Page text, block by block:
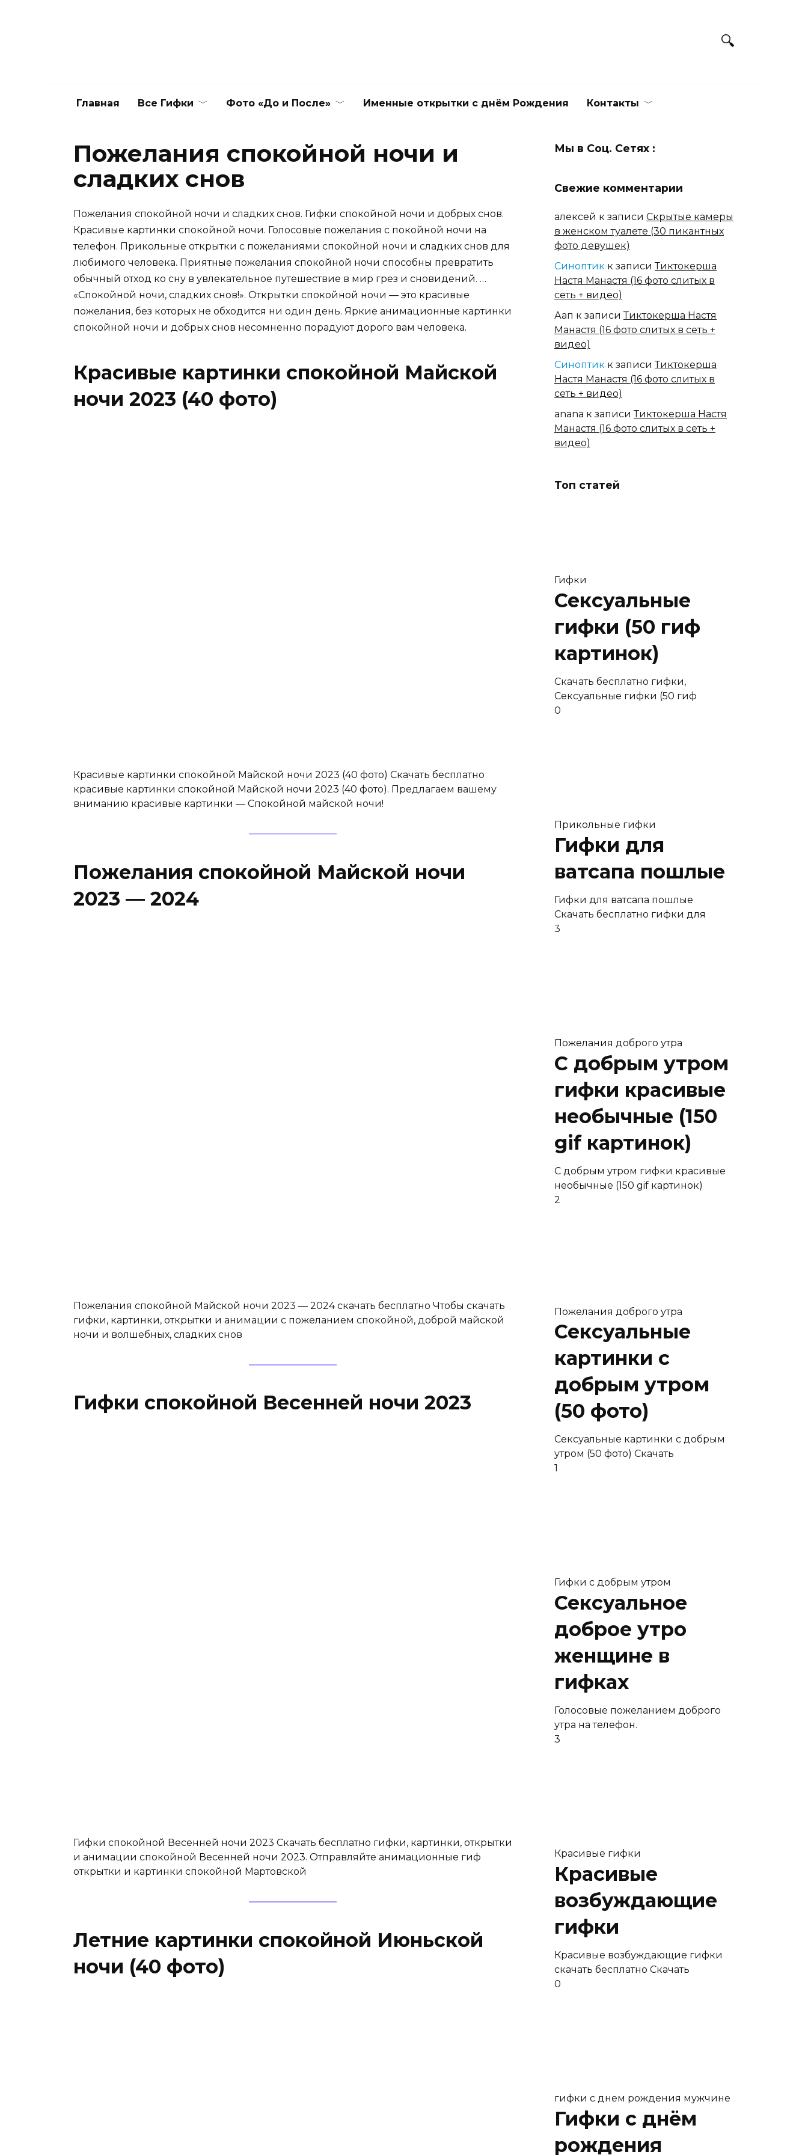
Главная Все Гифки Фото «До и После» Именные открытки с днём Рождения Контакты
Пожелания спокойной ночи и
сладких снов
Пожелания спокойной ночи и сладких снов. Гифки спокойной ночи и добрых снов.
Красивые картинки спокойной ночи. Голосовые пожелания с покойной ночи на
телефон. Прикольные открытки с пожеланиями спокойной ночи и сладких снов для
любимого человека. Приятные пожелания спокойной ночи способны превратить
обычный отход ко сну в увлекательное путешествие в мир грез и сновидений. …
«Спокойной ночи, сладких снов!». Открытки спокойной ночи — это красивые
пожелания, без которых не обходится ни один день. Яркие анимационные картинки
спокойной ночи и добрых снов несомненно порадуют дорого вам человека.
Красивые картинки спокойной Майской
ночи 2023 (40 фото)
Красивые картинки спокойной Майской ночи 2023 (40 фото) Скачать бесплатно
красивые картинки спокойной Майской ночи 2023 (40 фото). Предлагаем вашему
вниманию красивые картинки — Спокойной майской ночи!
Пожелания спокойной Майской ночи
2023 — 2024
Пожелания спокойной Майской ночи 2023 — 2024 скачать бесплатно Чтобы скачать
гифки, картинки, открытки и анимации с пожеланием спокойной, доброй майской
ночи и волшебных, сладких снов
Гифки спокойной Весенней ночи 2023
Гифки спокойной Весенней ночи 2023 Скачать бесплатно гифки, картинки, открытки
и анимации спокойной Весенней ночи 2023. Отправляйте анимационные гиф
открытки и картинки спокойной Мартовской
Летние картинки спокойной Июньской
ночи (40 фото)
Мы в Соц. Сетях :
Свежие комментарии
алексей к записи Скрытые камеры
в женском туалете (30 пикантных
фото девушек)
Синоптик к записиТиктокерша
Настя Манастя (16 фото слитых в
сеть + видео)
Аап к записиТиктокерша Настя
Манастя (16 фото слитых в сеть +
видео)
Синоптик к записиТиктокерша
Настя Манастя (16 фото слитых в
сеть + видео)
anana к записиТиктокерша Настя
Манастя (16 фото слитых в сеть +
видео)
Топ статей
Гифки
Сексуальные
гифки (50 гиф
картинок)
Скачать бесплатно гифки,
Сексуальные гифки (50 гиф
0
Прикольные гифки
Гифки для
ватсапа пошлые
Гифки для ватсапа пошлые
Скачать бесплатно гифки для
3
Пожелания доброго утра
C добрым утром
гифки красивые
необычные (150
gif картинок)
C добрым утром гифки красивые
необычные (150 gif картинок)
2
Пожелания доброго утра
Сексуальные
картинки с
добрым утром
(50 фото)
Сексуальные картинки с добрым
утром (50 фото) Скачать
1
Гифки с добрым утром
Сексуальное
доброе утро
женщине в
гифках
Голосовые пожеланием доброго
утра на телефон.
3
Красивые гифки
Красивые
возбуждающие
гифки
Красивые возбуждающие гифки
скачать бесплатно Скачать
0
гифки с днем рождения мужчине
Гифки с днём
рождения